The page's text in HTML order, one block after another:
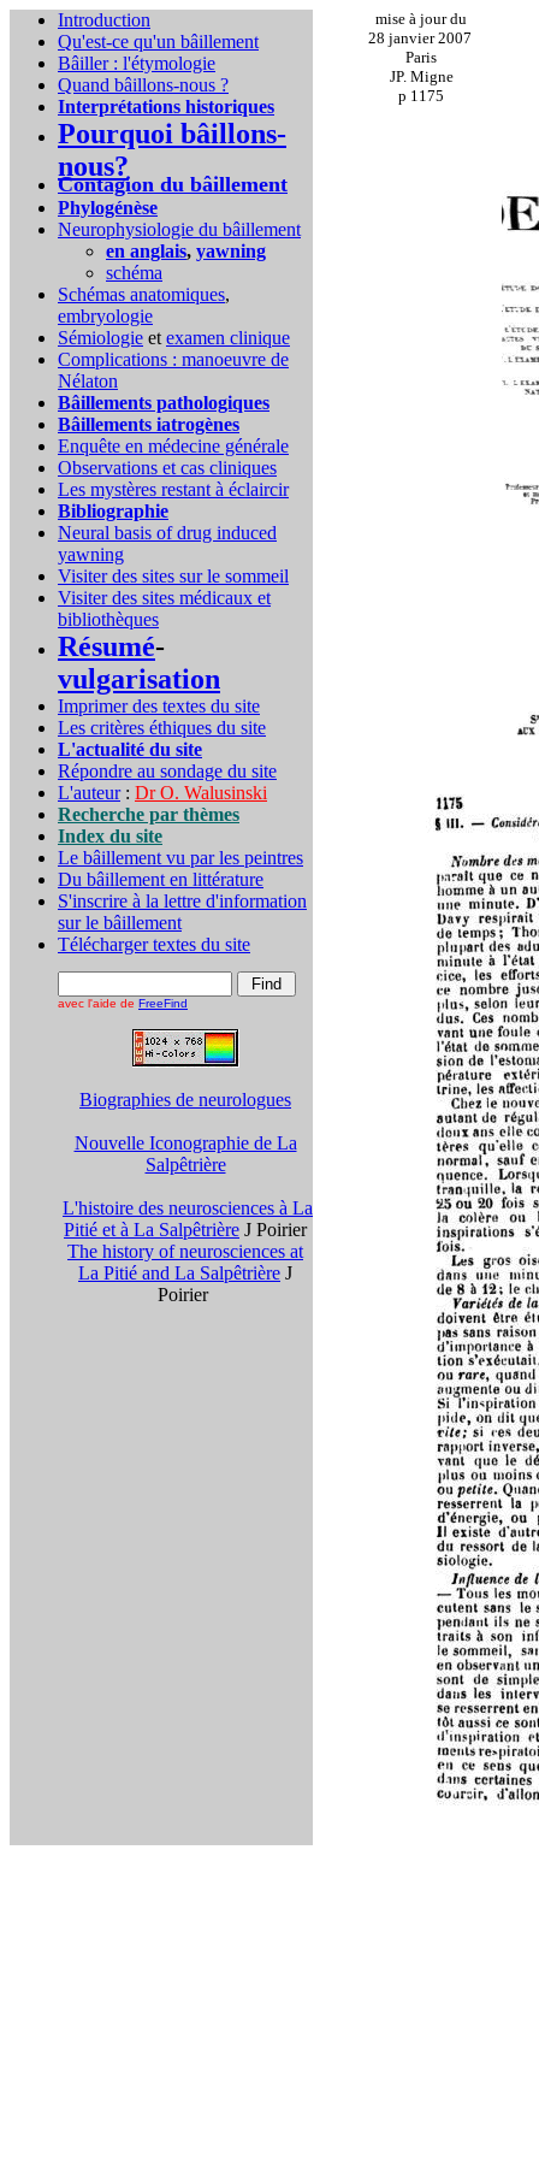
Introduction
Qu'est-ce qu'un bâillement
Bâiller : l'étymologie
Quand bâillons-nous ?
Interprétations historiques
Pourquoi bâillons-
nous?
Contagion du bâillement
Phylogénèse
Neurophysiologie du bâillement
en anglais, yawning
schéma
Schémas anatomiques,
embryologie
Sémiologie et examen clinique
Complications : manoeuvre de
Nélaton
Bâillements pathologiques
Bâillements iatrogènes
Enquête en médecine générale
Observations et cas cliniques
Les mystères restant à éclaircir
Bibliographie
Neural basis of drug induced
yawning
Visiter des sites sur le sommeil
Visiter des sites médicaux et
bibliothèques
Résumé-
vulgarisation
Imprimer des textes du site
Les critères éthiques du site
L'actualité du site
Répondre au sondage du site
L'auteur: Dr O. Walusinski
Recherche par thèmes
Index du site
Le bâillement vu par les peintres
Du bâillement en littérature
S'inscrire à la lettre d'information
sur le bâillement
Télécharger textes du site
avec l'aide de FreeFind
Biographies de neurologues
Nouvelle Iconographie de La
Salpêtrière
L'histoire des neurosciences à La
Pitié et à La Salpêtrière J Poirier
The history of neurosciences at
La Pitié and La Salpêtrière J
Poirier
mise à jour du
28 janvier 2007
Paris
JP. Migne
p 1175